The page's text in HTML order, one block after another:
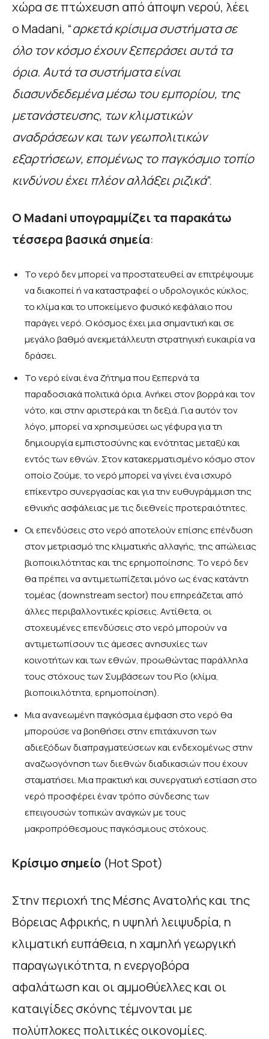
χώρα σε πτώχευση από άποψη νερού, λέει
ο Madani, “αρκετά κρίσιμα συστήματα σε
όλο τον κόσμο έχουν ξεπεράσει αυτά τα
όρια. Αυτά τα συστήματα είναι
διασυνδεδεμένα μέσω του εμπορίου, της
μετανάστευσης, των κλιματικών
αναδράσεων και των γεωπολιτικών
εξαρτήσεων, επομένως το παγκόσμιο τοπίο
κινδύνου έχει πλέον αλλάξει ριζικά”.
Ο Madani υπογραμμίζει τα παρακάτω
τέσσερα βασικά σημεία:
Το νερό δεν μπορεί να προστατευθεί αν επιτρέψουμε
να διακοπεί ή να καταστραφεί ο υδρολογικός κύκλος,
το κλίμα και το υποκείμενο φυσικό κεφάλαιο που
παράγει νερό. Ο κόσμος έχει μια σημαντική και σε
μεγάλο βαθμό ανεκμετάλλευτη στρατηγική ευκαιρία να
δράσει.
Το νερό είναι ένα ζήτημα που ξεπερνά τα
παραδοσιακά πολιτικά όρια. Ανήκει στον βορρά και τον
νότο, και στην αριστερά και τη δεξιά. Για αυτόν τον
λόγο, μπορεί να χρησιμεύσει ως γέφυρα για τη
δημιουργία εμπιστοσύνης και ενότητας μεταξύ και
εντός των εθνών. Στον κατακερματισμένο κόσμο στον
οποίο ζούμε, το νερό μπορεί να γίνει ένα ισχυρό
επίκεντρο συνεργασίας και για την ευθυγράμμιση της
εθνικής ασφάλειας με τις διεθνείς προτεραιότητες.
Οι επενδύσεις στο νερό αποτελούν επίσης επένδυση
στον μετριασμό της κλιματικής αλλαγής, της απώλειας
βιοποικιλότητας και της ερημοποίησης. Το νερό δεν
θα πρέπει να αντιμετωπίζεται μόνο ως ένας κατάντη
τομέας (downstream sector) που επηρεάζεται από
άλλες περιβαλλοντικές κρίσεις. Αντίθετα, οι
στοχευμένες επενδύσεις στο νερό μπορούν να
αντιμετωπίσουν τις άμεσες ανησυχίες των
κοινοτήτων και των εθνών, προωθώντας παράλληλα
τους στόχους των Συμβάσεων του Ρίο (κλίμα,
βιοποικιλότητα, ερημοποίηση).
Μια ανανεωμένη παγκόσμια έμφαση στο νερό θα
μπορούσε να βοηθήσει στην επιτάχυνση των
αδιεξόδων διαπραγματεύσεων και ενδεχομένως στην
αναζωογόνηση των διεθνών διαδικασιών που έχουν
σταματήσει. Μια πρακτική και συνεργατική εστίαση στο
νερό προσφέρει έναν τρόπο σύνδεσης των
επειγουσών τοπικών αναγκών με τους
μακροπρόθεσμους παγκόσμιους στόχους.
Κρίσιμο σημείο (Hot Spot)
Στην περιοχή της Μέσης Ανατολής και της
Βόρειας Αφρικής, η υψηλή λειψυδρία, η
κλιματική ευπάθεια, η χαμηλή γεωργική
παραγωγικότητα, η ενεργοβόρα
αφαλάτωση και οι αμμοθύελλες και οι
καταιγίδες σκόνης τέμνονται με
πολύπλοκες πολιτικές οικονομίες.